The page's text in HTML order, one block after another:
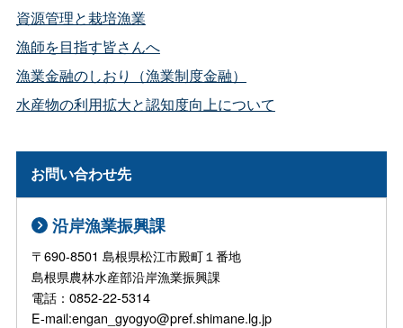
資源管理と栽培漁業
漁師を目指す皆さんへ
漁業金融のしおり（漁業制度金融）
水産物の利用拡大と認知度向上について
お問い合わせ先
沿岸漁業振興課
〒690-8501 島根県松江市殿町１番地
島根県農林水産部沿岸漁業振興課
電話：0852-22-5314
E-mail:engan_gyogyo@pref.shimane.lg.jp